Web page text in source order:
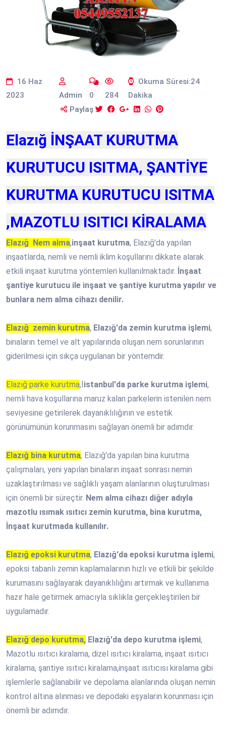
16 Haz
2023
Admin 0 284
Okuma Süresi:24
Dakika
Paylaş
Elazığ İNŞAAT KURUTMA
KURUTUCU ISITMA, ŞANTİYE
KURUTMA KURUTUCU ISITMA
,MAZOTLU ISITICI KİRALAMA
Elazığ Nem alma,inşaat kurutma, Elazığ'da yapılan
inşaatlarda, nemli ve nemli iklim koşullarını dikkate alarak
etkili inşaat kurutma yöntemleri kullanılmaktadır. İnşaat
şantiye kurutucu ile inşaat ve şantiye kurutma yapılır ve
bunlara nem alma cihazı denilir.
Elazığ zemin kurutma, Elazığ'da zemin kurutma işlemi,
binaların temel ve alt yapılarında oluşan nem sorunlarının
giderilmesi için sıkça uygulanan bir yöntemdir.
Elazığ parke kurutma,İ istanbul'da parke kurutma işlemi,
nemli hava koşullarına maruz kalan parkelerin istenilen nem
seviyesine getirilerek dayanıklılığının ve estetik
görünümünün korunmasını sağlayan önemli bir adımdır.
Elazığ bina kurutma, Elazığ'da yapılan bina kurutma
çalışmaları, yeni yapılan binaların inşaat sonrası nemin
uzaklaştırılması ve sağlıklı yaşam alanlarının oluşturulması
için önemli bir süreçtir. Nem alma cihazı diğer adıyla
mazotlu ısımak ısıtıcı zemin kurutma, bina kurutma,
İnşaat kurutmada kullanılır.
Elazığ epoksi kurutma, Elazığ'da epoksi kurutma işlemi,
epoksi tabanlı zemin kaplamalarının hızlı ve etkili bir şekilde
kurumasını sağlayarak dayanıklılığını artırmak ve kullanıma
hazır hale getirmek amacıyla sıklıkla gerçekleştirilen bir
uygulamadır.
Elazığ depo kurutma, Elazığ'da depo kurutma işlemi,
Mazotlu ısıtıcı kiralama, dizel ısıtıcı kiralama, inşaat ısıtıcı
kiralama, şantiye ısıtıcı kiralama,inşaat ısıtıcısı kiralama gibi
işlemlerle sağlanabilir ve depolama alanlarında oluşan nemin
kontrol altına alınması ve depodaki eşyaların korunması için
önemli bir adımdır.